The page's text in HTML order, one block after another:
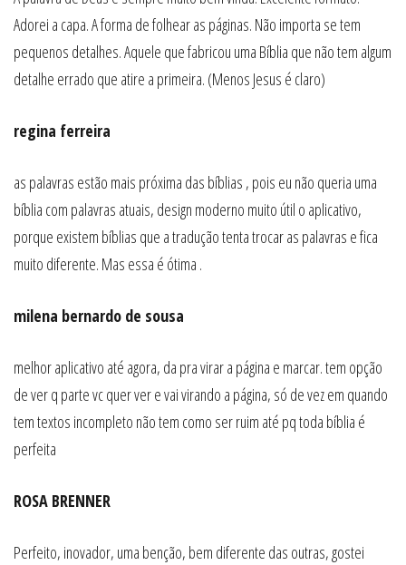
Adorei a capa. A forma de folhear as páginas. Não importa se tem
pequenos detalhes. Aquele que fabricou uma Bíblia que não tem algum
detalhe errado que atire a primeira. (Menos Jesus é claro)
regina ferreira
as palavras estão mais próxima das bíblias , pois eu não queria uma
bíblia com palavras atuais, design moderno muito útil o aplicativo,
porque existem bíblias que a tradução tenta trocar as palavras e fica
muito diferente. Mas essa é ótima .
milena bernardo de sousa
melhor aplicativo até agora, da pra virar a página e marcar. tem opção
de ver q parte vc quer ver e vai virando a página, só de vez em quando
tem textos incompleto não tem como ser ruim até pq toda bíblia é
perfeita
ROSA BRENNER
Perfeito, inovador, uma benção, bem diferente das outras, gostei